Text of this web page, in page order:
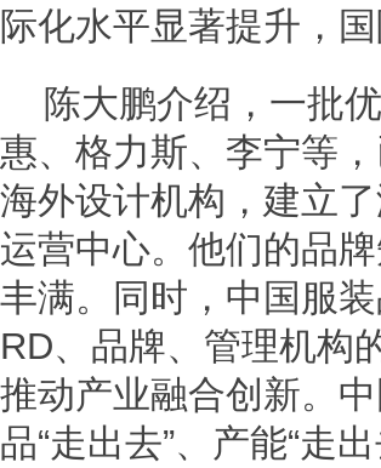
际化水平显著提升，
陈大鹏介绍，一批
惠、格力斯、李宁等
海外设计机构，建立
运营中心。他们的品
丰满。同时，中国服
RD、品牌、管理机构
推动产业融合创新。
品“走出去”、产能“走